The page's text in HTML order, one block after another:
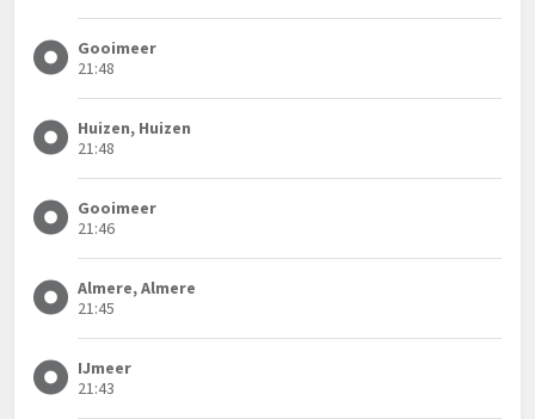
Gooimeer
21:48
Huizen, Huizen
21:48
Gooimeer
21:46
Almere, Almere
21:45
IJmeer
21:43